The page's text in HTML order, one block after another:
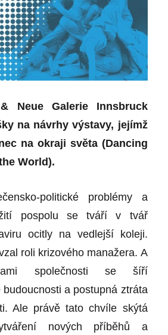
Neue Galerie Innsbruck
na návrhy výstavy, jejímž
na okraji světa (Dancing
World).
politické problémy a
pospolu se tváří v tvář
ocitly na vedlejší koleji.
roli krizového manažera. A
společnosti se šíří
a postupná ztráta
Ale právě tato chvíle skýtá
nových příběhů a